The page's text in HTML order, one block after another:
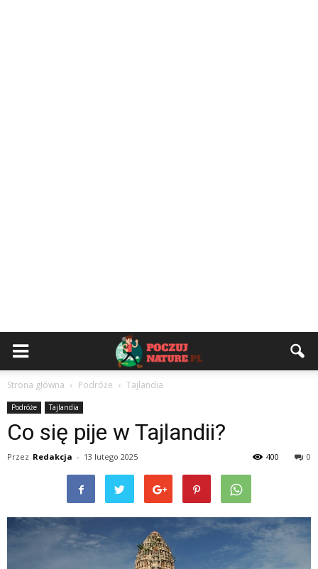
Strona główna Podróże Tajlandia
Podróże Tajlandia
Co się pije w Tajlandii?
Przez Redakcja - 13 lutego 2025 0
400